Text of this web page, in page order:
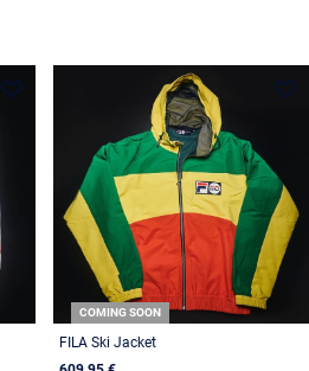
COMING SOON
FILA Ski Jacket